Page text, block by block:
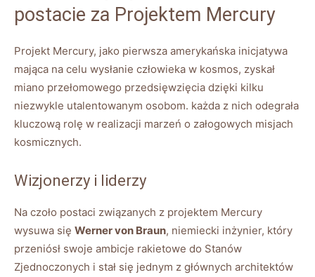
postacie za Projektem Mercury
Projekt Mercury, jako pierwsza amerykańska inicjatywa
mająca na celu wysłanie człowieka w kosmos, zyskał
miano przełomowego przedsięwzięcia dzięki kilku
niezwykle utalentowanym osobom. każda z nich odegrała
kluczową rolę w realizacji marzeń o załogowych misjach
kosmicznych.
Wizjonerzy i liderzy
Na czoło postaci związanych z projektem Mercury
wysuwa się Werner von Braun, niemiecki inżynier, który
przeniósł swoje ambicje rakietowe do Stanów
Zjednoczonych i stał się jednym z głównych architektów